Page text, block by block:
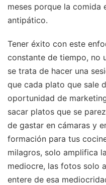
meses porque la comida
antipático.
Tener éxito con este
constante de tiempo, no
se trata de hacer una
que cada plato que sale
oportunidad de
sacar platos que se
de gastar en cámaras y
formación para tus
milagros, solo amplifica
mediocre, las fotos solo
entere de esa